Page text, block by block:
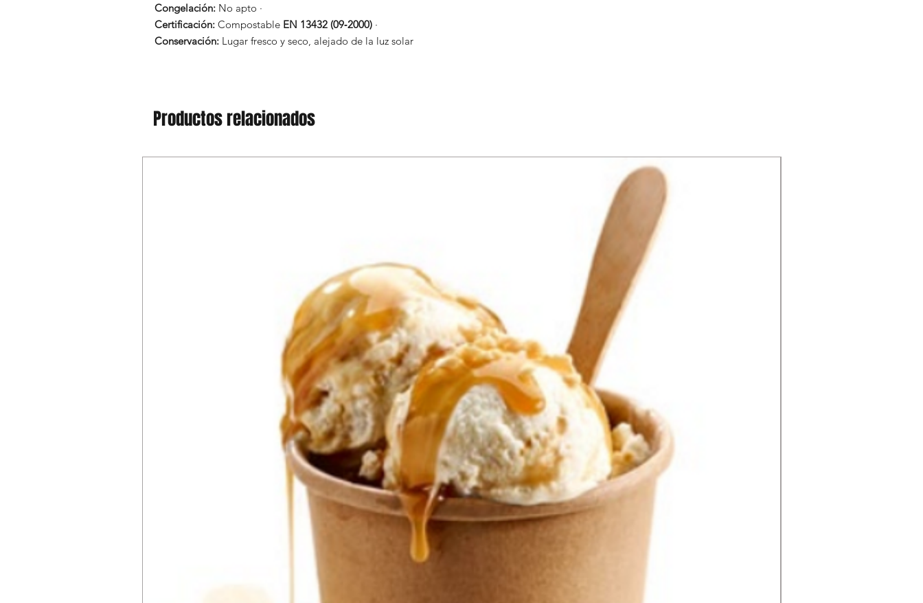
Congelación: No apto ·
Certificación: Compostable EN 13432 (09‑2000) ·
Conservación: Lugar fresco y seco, alejado de la luz solar
Productos relacionados